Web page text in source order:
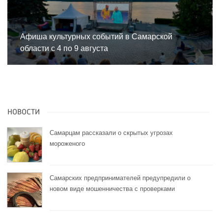
Афиша культурных событий в Самарской
области с 4 по 9 августа
НОВОСТИ
Самарцам рассказали о скрытых угрозах
мороженого
Самарских предпринимателей предупредили о
новом виде мошенничества с проверками